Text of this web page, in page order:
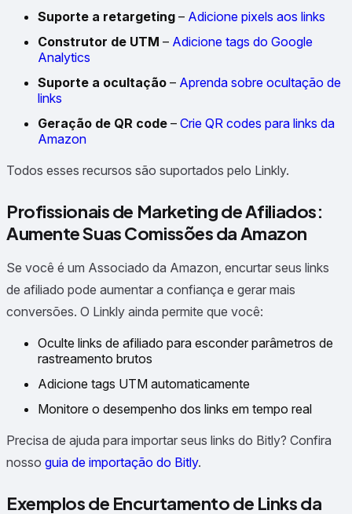
Suporte a retargeting – Adicione pixels aos links
Construtor de UTM – Adicione tags do Google
Analytics
Suporte a ocultação – Aprenda sobre ocultação de
links
Geração de QR code – Crie QR codes para links da
Amazon
Todos esses recursos são suportados pelo Linkly.
Profissionais de Marketing de Afiliados:
Aumente Suas Comissões da Amazon
Se você é um Associado da Amazon, encurtar seus links
de afiliado pode aumentar a confiança e gerar mais
conversões. O Linkly ainda permite que você:
Oculte links de afiliado para esconder parâmetros de
rastreamento brutos
Adicione tags UTM automaticamente
Monitore o desempenho dos links em tempo real
Precisa de ajuda para importar seus links do Bitly? Confira
nosso guia de importação do Bitly.
Exemplos de Encurtamento de Links da